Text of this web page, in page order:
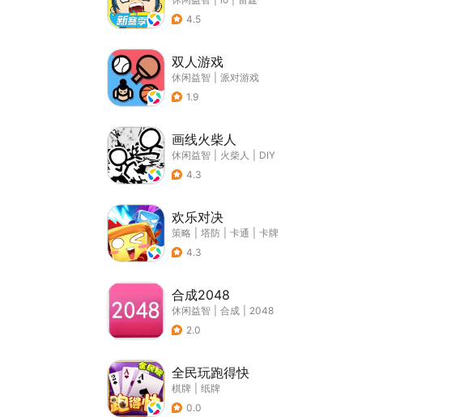
4.5
双人游戏
休闲益智
派对游戏
1.9
画线火柴人
休闲益智 火柴人
DIY
4.3
欢乐对决
策略 塔防 卡通
卡牌
4.3
合成2048
休闲益智 合成
2048
2.0
全民玩跑得快
棋牌
纸牌
0.0